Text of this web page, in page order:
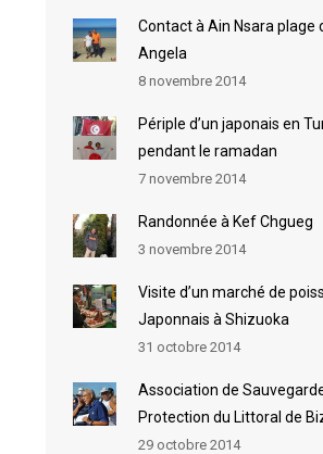
Contact à Ain Nsara plage
Angela
8 novembre 2014
Périple d’un japonais en
pendant le ramadan
7 novembre 2014
Randonnée à Kef Chgueg
3 novembre 2014
Visite d’un marché de
Japonnais à Shizuoka
31 octobre 2014
Association de
Protection du Littoral de
29 octobre 2014